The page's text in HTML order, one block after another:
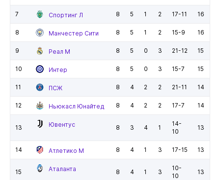
7 Спортинг Л 8 5 1 2 17-11 16
8 Манчестер Сити 8 5 1 2 15-9 16
9 Реал М 8 5 0 3 21-12 15
10 Интер 8 5 0 3 15-7 15
11 ПСЖ 8 4 2 2 21-11 14
12 Ньюкасл Юнайтед 8 4 2 2 17-7 14
13 Ювентус 8 3 4 1
14-
10
13
14 Атлетико М 8 4 1 3 17-15 13
15 Аталанта 8 4 1 3
10-
10
13